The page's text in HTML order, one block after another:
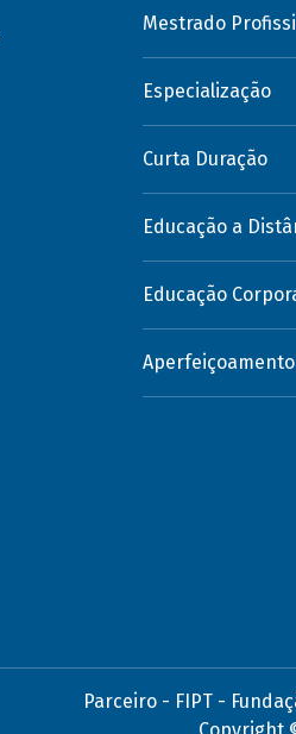
Mestrado
Especialização
Curta Duração
Educação a
Educação
Aperfeiçoamento
Parceiro - FIPT -